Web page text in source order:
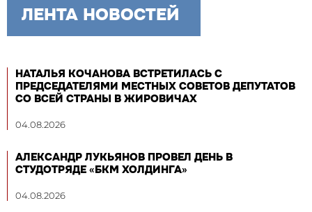
ЛЕНТА НОВОСТЕЙ
НАТАЛЬЯ КОЧАНОВА ВСТРЕТИЛАСЬ С
ПРЕДСЕДАТЕЛЯМИ МЕСТНЫХ СОВЕТОВ ДЕПУТАТОВ
СО ВСЕЙ СТРАНЫ В ЖИРОВИЧАХ
04.08.2026
АЛЕКСАНДР ЛУКЬЯНОВ ПРОВЕЛ ДЕНЬ В
СТУДОТРЯДЕ «БКМ ХОЛДИНГА»
04.08.2026